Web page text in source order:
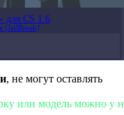
для CS 1.6
[JailBreak]
, не могут оставлять
модель можно у нас в